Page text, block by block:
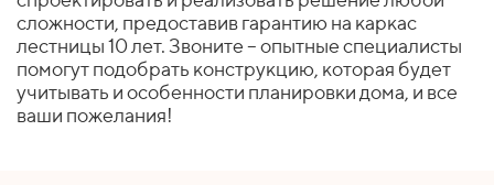
сложности, предоставив гарантию на каркас
лестницы 10 лет. Звоните – опытные специалисты
помогут подобрать конструкцию, которая будет
учитывать и особенности планировки дома, и все
ваши пожелания!